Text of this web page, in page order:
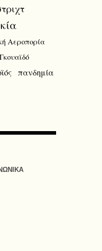
Αεροπορία
πανδημία